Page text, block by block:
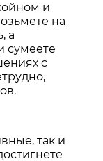
и
на
а
сумеете
с
так и